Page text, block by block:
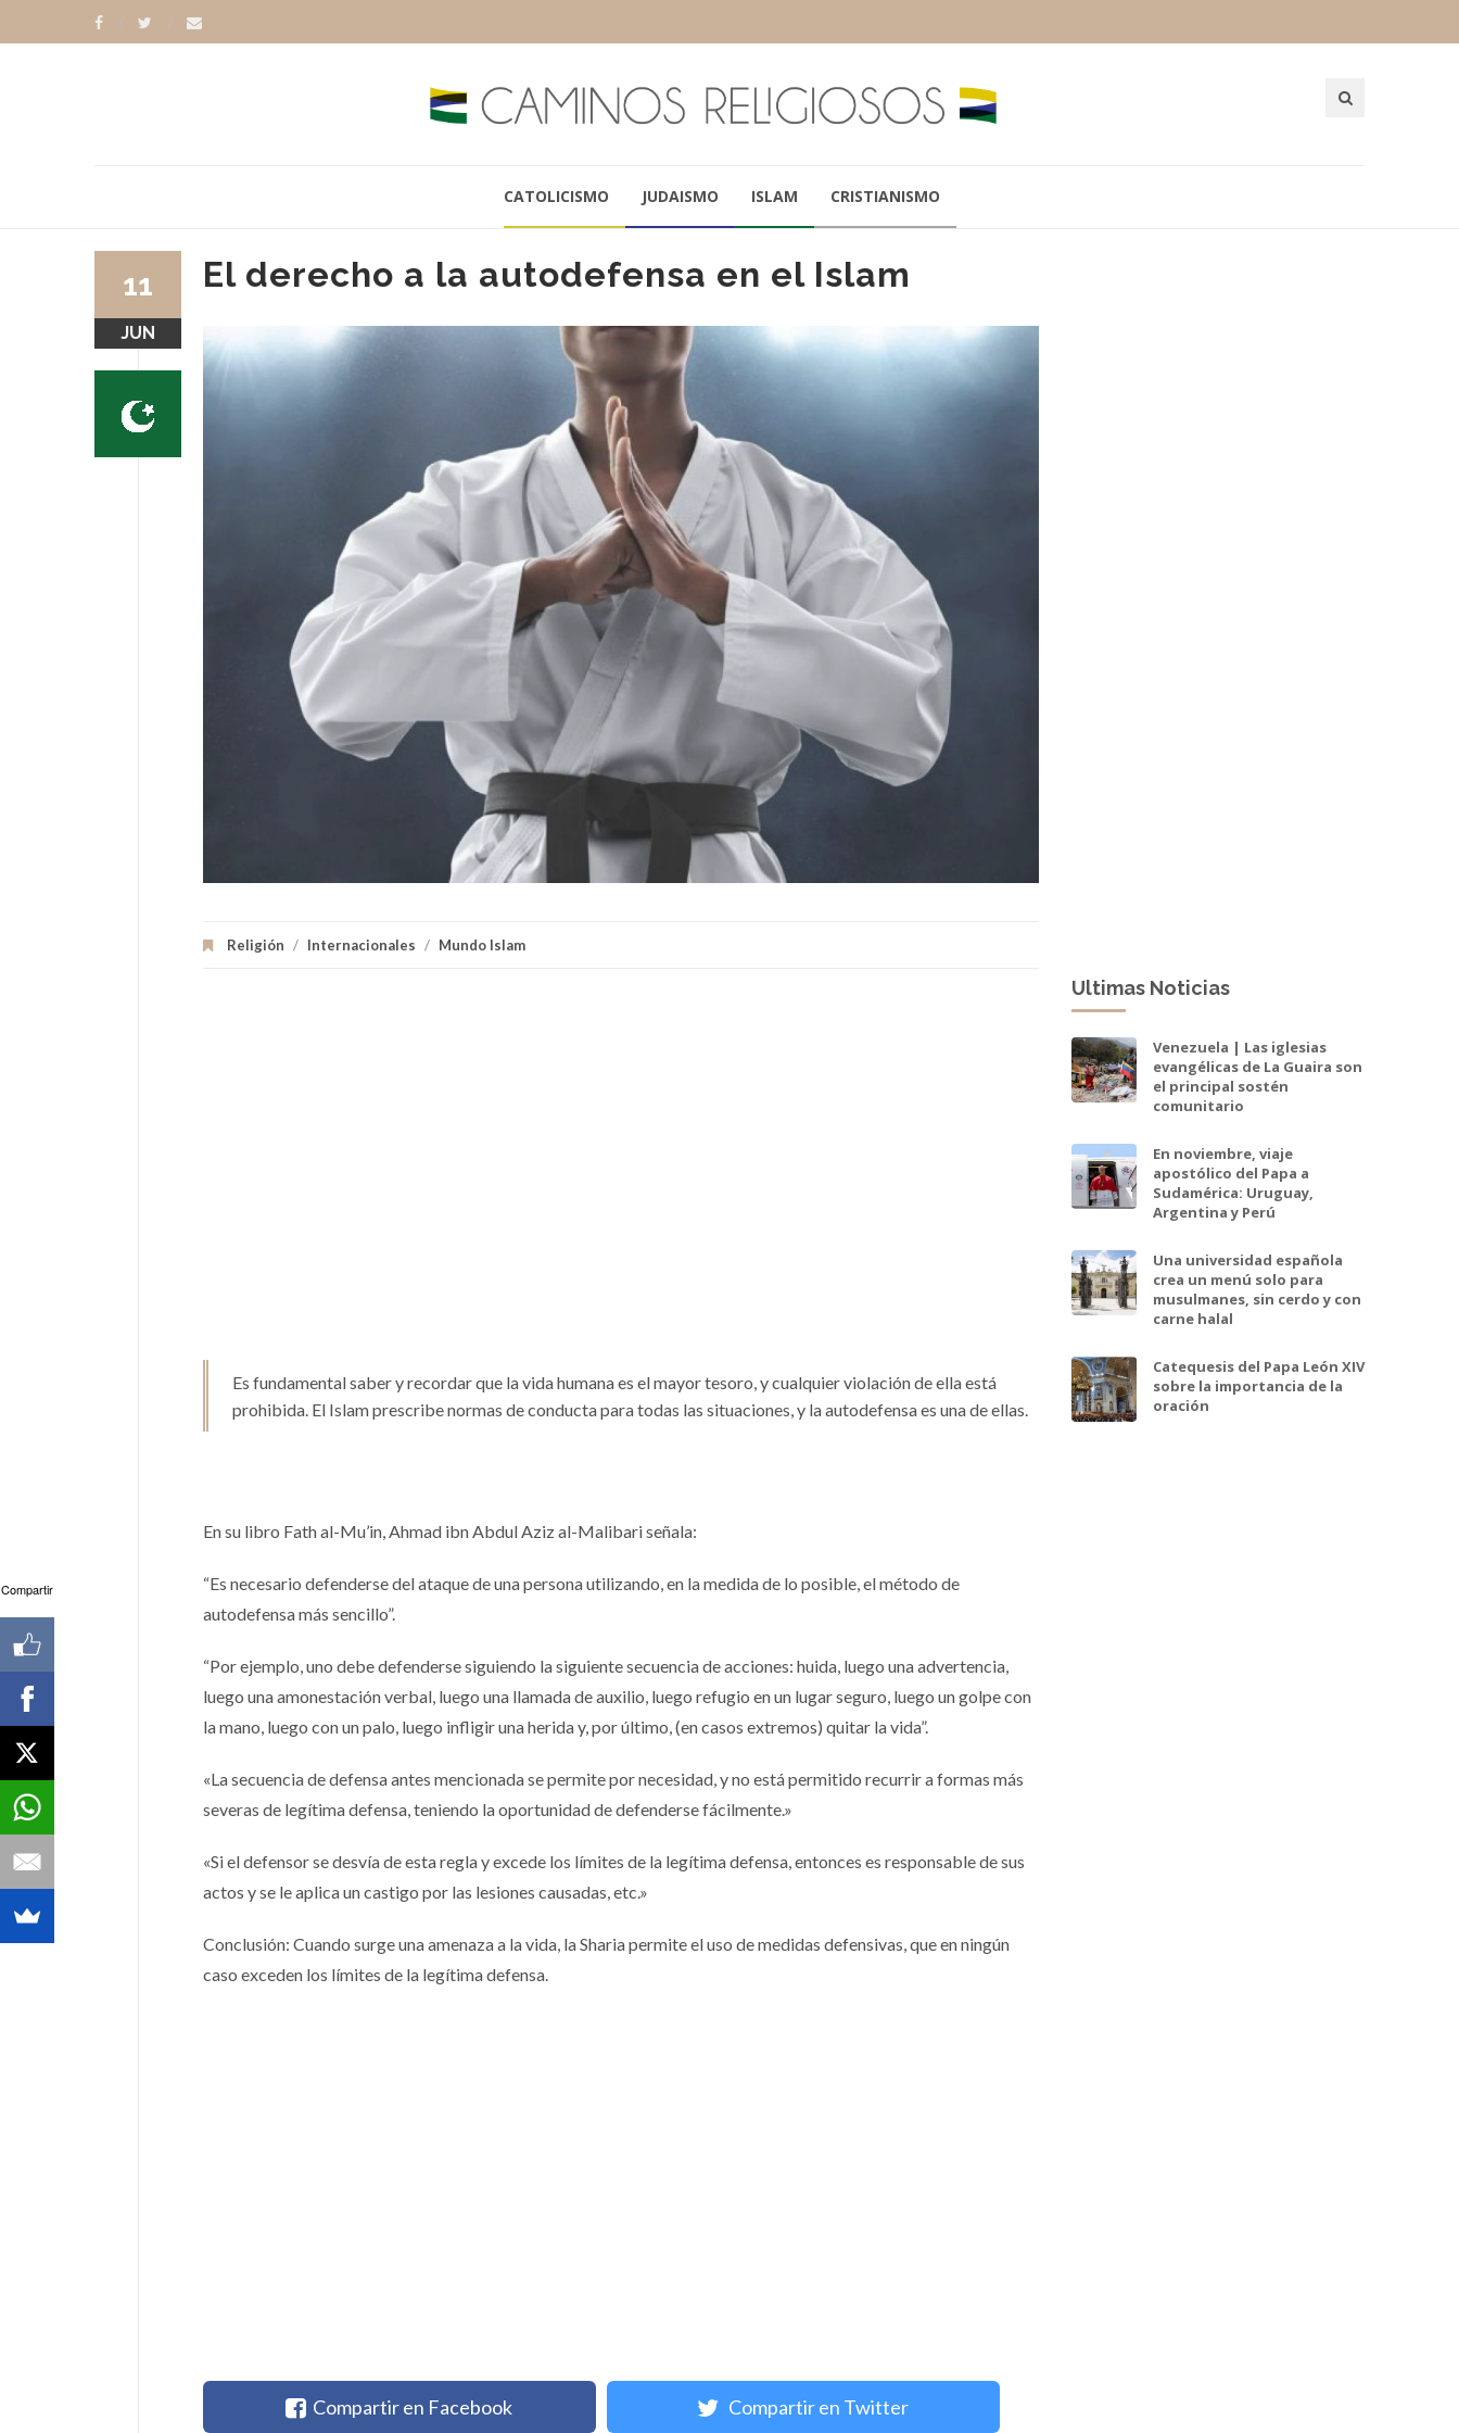
CATOLICISMO JUDAISMO ISLAM CRISTIANISMO
El derecho a la autodefensa en el Islam
Religión / Internacionales / Mundo Islam
11
JUN
Es fundamental saber y recordar que la vida humana es el mayor tesoro, y cualquier violación de ella está
prohibida. El Islam prescribe normas de conducta para todas las situaciones, y la autodefensa es una de ellas.
En su libro Fath al-Mu’in, Ahmad ibn Abdul Aziz al-Malibari señala:
“Es necesario defenderse del ataque de una persona utilizando, en la medida de lo posible, el método de
autodefensa más sencillo”.
“Por ejemplo, uno debe defenderse siguiendo la siguiente secuencia de acciones: huida, luego una advertencia,
luego una amonestación verbal, luego una llamada de auxilio, luego refugio en un lugar seguro, luego un golpe con
la mano, luego con un palo, luego infligir una herida y, por último, (en casos extremos) quitar la vida”.
«La secuencia de defensa antes mencionada se permite por necesidad, y no está permitido recurrir a formas más
severas de legítima defensa, teniendo la oportunidad de defenderse fácilmente.»
«Si el defensor se desvía de esta regla y excede los límites de la legítima defensa, entonces es responsable de sus
actos y se le aplica un castigo por las lesiones causadas, etc.»
Conclusión: Cuando surge una amenaza a la vida, la Sharia permite el uso de medidas defensivas, que en ningún
caso exceden los límites de la legítima defensa.
Compartir en Facebook Compartir en Twitter
Ultimas Noticias
Venezuela | Las iglesias
evangélicas de La Guaira son
el principal sostén
comunitario
En noviembre, viaje
apostólico del Papa a
Sudamérica: Uruguay,
Argentina y Perú
Una universidad española
crea un menú solo para
musulmanes, sin cerdo y con
carne halal
Catequesis del Papa León XIV
sobre la importancia de la
oración
Compartir